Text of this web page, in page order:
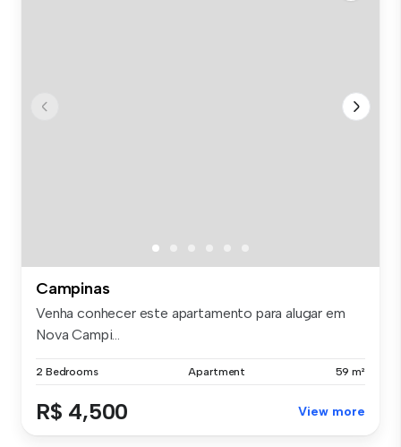
Campinas
Venha conhecer este apartamento para alugar em
Nova Campi...
2 Bedrooms Apartment 59 m²
R$ 4,500 View more